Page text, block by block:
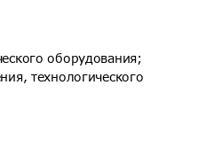
оборудования;
технологического